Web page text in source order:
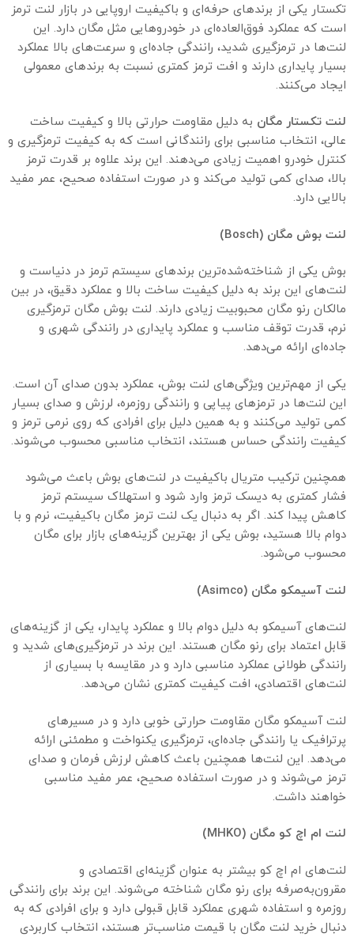
تکستار یکی از برندهای حرفه‌ای و باکیفیت اروپایی در بازار لنت ترمز
است که عملکرد فوق‌العاده‌ای در خودروهایی مثل مگان دارد. این
لنت‌ها در ترمزگیری شدید، رانندگی جاده‌ای و سرعت‌های بالا عملکرد
بسیار پایداری دارند و افت ترمز کمتری نسبت به برندهای معمولی
ایجاد می‌کنند.
لنت تکستار مگان به دلیل مقاومت حرارتی بالا و کیفیت ساخت
عالی، انتخاب مناسبی برای رانندگانی است که به کیفیت ترمزگیری و
کنترل خودرو اهمیت زیادی می‌دهند. این برند علاوه بر قدرت ترمز
بالا، صدای کمی تولید می‌کند و در صورت استفاده صحیح، عمر مفید
بالایی دارد.
لنت بوش مگان (Bosch)
بوش یکی از شناخته‌شده‌ترین برندهای سیستم ترمز در دنیاست و
لنت‌های این برند به دلیل کیفیت ساخت بالا و عملکرد دقیق، در بین
مالکان رنو مگان محبوبیت زیادی دارند. لنت بوش مگان ترمزگیری
نرم، قدرت توقف مناسب و عملکرد پایداری در رانندگی شهری و
جاده‌ای ارائه می‌دهد.
یکی از مهم‌ترین ویژگی‌های لنت بوش، عملکرد بدون صدای آن است.
این لنت‌ها در ترمزهای پیاپی و رانندگی روزمره، لرزش و صدای بسیار
کمی تولید می‌کنند و به همین دلیل برای افرادی که روی نرمی ترمز و
کیفیت رانندگی حساس هستند، انتخاب مناسبی محسوب می‌شوند.
همچنین ترکیب متریال باکیفیت در لنت‌های بوش باعث می‌شود
فشار کمتری به دیسک ترمز وارد شود و استهلاک سیستم ترمز
کاهش پیدا کند. اگر به دنبال یک لنت ترمز مگان باکیفیت، نرم و با
دوام بالا هستید، بوش یکی از بهترین گزینه‌های بازار برای مگان
محسوب می‌شود.
لنت آسیمکو مگان (Asimco)
لنت‌های آسیمکو به دلیل دوام بالا و عملکرد پایدار، یکی از گزینه‌های
قابل اعتماد برای رنو مگان هستند. این برند در ترمزگیری‌های شدید و
رانندگی طولانی عملکرد مناسبی دارد و در مقایسه با بسیاری از
لنت‌های اقتصادی، افت کیفیت کمتری نشان می‌دهد.
لنت آسیمکو مگان مقاومت حرارتی خوبی دارد و در مسیرهای
پرترافیک یا رانندگی جاده‌ای، ترمزگیری یکنواخت و مطمئنی ارائه
می‌دهد. این لنت‌ها همچنین باعث کاهش لرزش فرمان و صدای
ترمز می‌شوند و در صورت استفاده صحیح، عمر مفید مناسبی
خواهند داشت.
لنت ام اچ کو مگان (MHKO)
لنت‌های ام اچ کو بیشتر به عنوان گزینه‌ای اقتصادی و
مقرون‌به‌صرفه برای رنو مگان شناخته می‌شوند. این برند برای رانندگی
روزمره و استفاده شهری عملکرد قابل قبولی دارد و برای افرادی که به
دنبال خرید لنت مگان با قیمت مناسب‌تر هستند، انتخاب کاربردی